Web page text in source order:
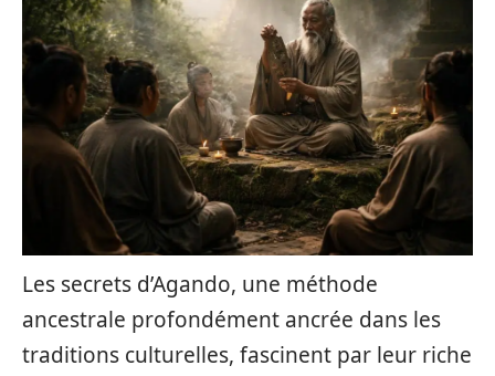
Les secrets d’Agando, une méthode
ancestrale profondément ancrée dans les
traditions culturelles, fascinent par leur riche